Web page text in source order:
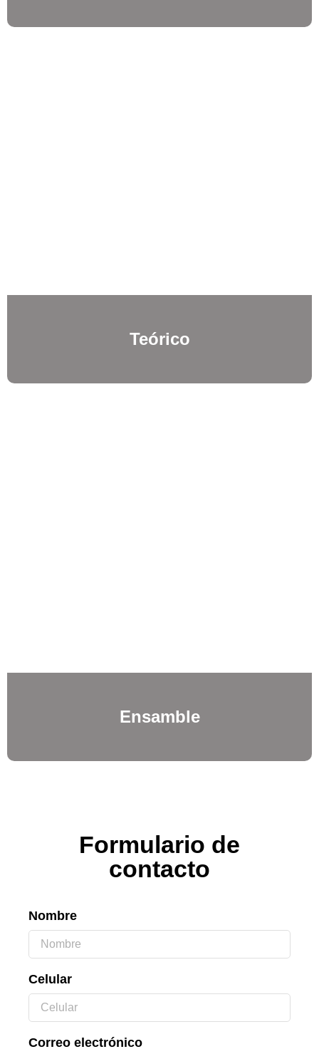
Teórico
Ensamble
Formulario de
contacto
Nombre
Celular
Correo electrónico